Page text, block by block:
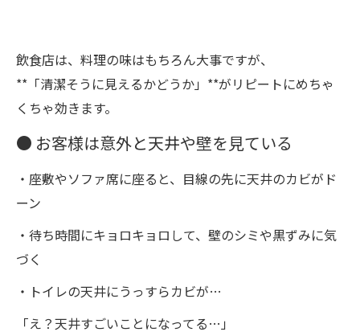
飲食店は、料理の味はもちろん大事ですが、
**「清潔そうに見えるかどうか」**がリピートにめちゃ
くちゃ効きます。
● お客様は意外と天井や壁を見ている
・座敷やソファ席に座ると、目線の先に天井のカビがド
ーン
・待ち時間にキョロキョロして、壁のシミや黒ずみに気
づく
・トイレの天井にうっすらカビが…
「え？天井すごいことになってる…」